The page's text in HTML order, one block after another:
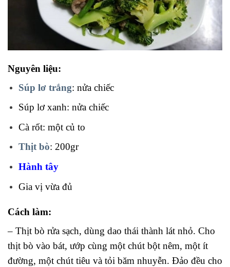
Nguyên liệu:
Súp lơ trắng: nửa chiếc
Súp lơ xanh: nửa chiếc
Cà rốt: một củ to
Thịt bò: 200gr
Hành tây
Gia vị vừa đủ
Cách làm:
– Thịt bò rửa sạch, dùng dao thái thành lát nhỏ. Cho
thịt bò vào bát, ướp cùng một chút bột nêm, một ít
đường, một chút tiêu và tỏi băm nhuyễn. Đảo đều cho